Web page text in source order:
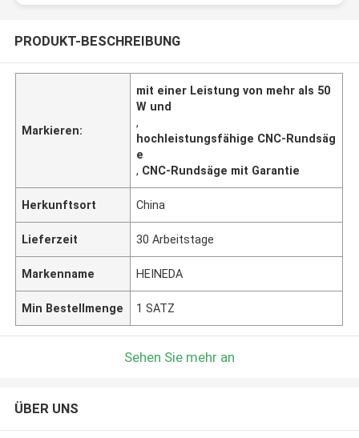
PRODUKT-BESCHREIBUNG
Markieren:
mit einer Leistung von mehr als 50
W und
,
hochleistungsfähige CNC-Rundsäg
e
, CNC-Rundsäge mit Garantie
Herkunftsort China
Lieferzeit 30 Arbeitstage
Markenname HEINEDA
Min Bestellmenge 1 SATZ
Sehen Sie mehr an
ÜBER UNS